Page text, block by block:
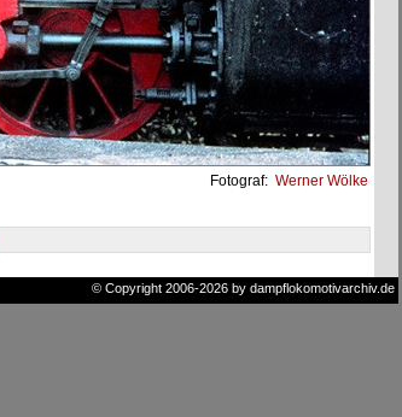
Fotograf: Werner Wölke
© Copyright 2006-2026 by dampflokomotivarchiv.de